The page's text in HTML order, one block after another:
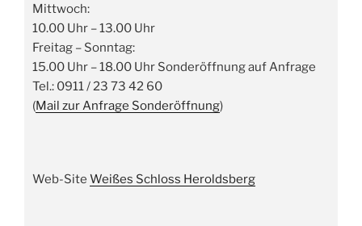
Mittwoch:
10.00 Uhr – 13.00 Uhr
Freitag – Sonntag:
15.00 Uhr – 18.00 Uhr Sonderöffnung auf Anfrage
Tel.: 0911 / 23 73 42 60
(Mail zur Anfrage Sonderöffnung)
Web-Site Weißes Schloss Heroldsberg